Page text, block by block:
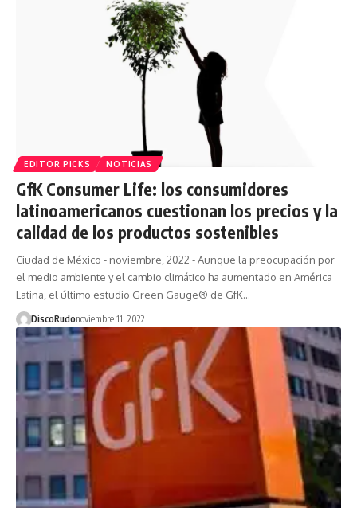
EDITOR PICKS NOTICIAS
GfK Consumer Life: los consumidores
latinoamericanos cuestionan los precios y la
calidad de los productos sostenibles
Ciudad de México - noviembre, 2022 - Aunque la preocupación por
el medio ambiente y el cambio climático ha aumentado en América
Latina, el último estudio Green Gauge® de GfK…
DiscoRudonoviembre 11, 2022